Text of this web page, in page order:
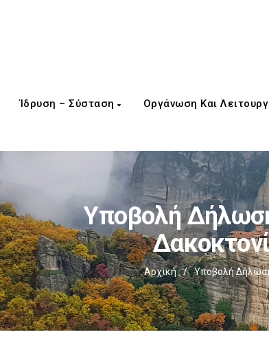
Ίδρυση – Σύσταση Οργάνωση Και
Υποβολή
Αρχική / Υποβολή